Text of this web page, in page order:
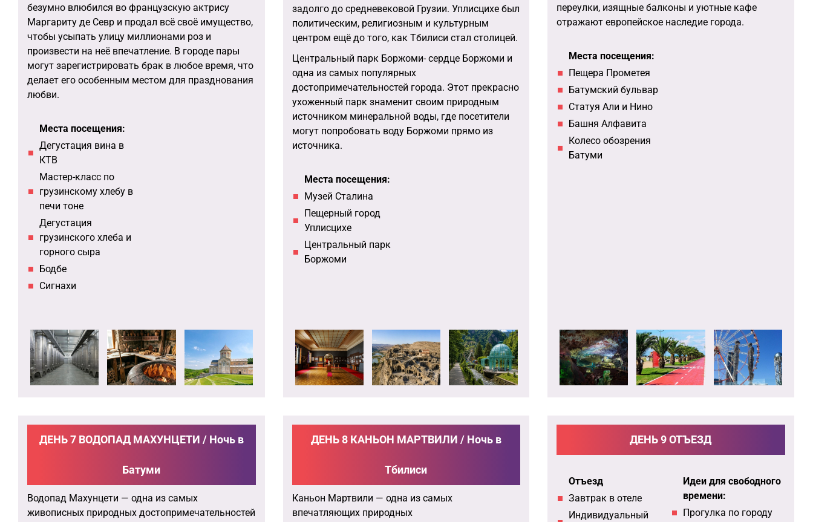
безумно влюбился во французскую актрису
Маргариту де Севр и продал всё своё имущество,
чтобы усыпать улицу миллионами роз и
произвести на неё впечатление. В городе пары
могут зарегистрировать брак в любое время, что
делает его особенным местом для празднования
любви.
Места посещения:
Дегустация вина в
КТВ
Мастер-класс по
грузинскому хлебу в
печи тоне
Дегустация
грузинского хлеба и
горного сыра
Бодбе
Сигнахи
задолго до средневековой Грузии. Уплисцихе был
политическим, религиозным и культурным
центром ещё до того, как Тбилиси стал столицей.
Центральный парк Боржоми- сердце Боржоми и
одна из самых популярных
достопримечательностей города. Этот прекрасно
ухоженный парк знаменит своим природным
источником минеральной воды, где посетители
могут попробовать воду Боржоми прямо из
источника.
Места посещения:
Музей Сталина
Пещерный город
Уплисцихе
Центральный парк
Боржоми
переулки, изящные балконы и уютные кафе
отражают европейское наследие города.
Места посещения:
Пещера Прометея
Батумский бульвар
Статуя Али и Нино
Башня Алфавита
Колесо обозрения
Батуми
ДЕНЬ 7 ВОДОПАД МАХУНЦЕТИ / Ночь в
Батуми
Водопад Махунцети — одна из самых
живописных природных достопримечательностей
ДЕНЬ 8 КАНЬОН МАРТВИЛИ / Ночь в
Тбилиси
Каньон Мартвили — одна из самых
впечатляющих природных
ДЕНЬ 9 ОТЪЕЗД
Отъезд
Завтрак в отеле
Индивидуальный
Идеи для свободного
времени:
Прогулка по городу